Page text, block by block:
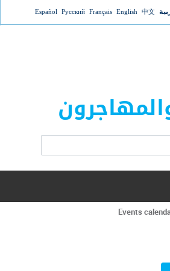
Jump to navigation
中文
English
Français
Русский
Español
Events